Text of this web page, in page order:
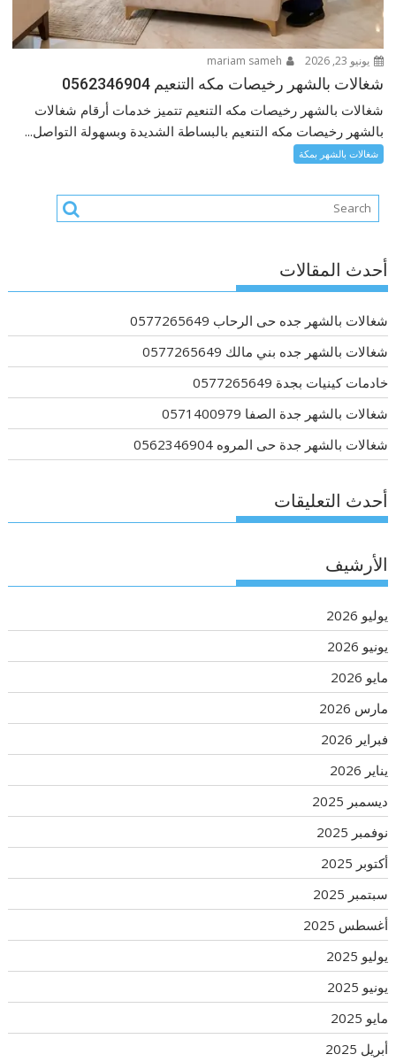
يونيو 23, 2026
شغالات بالشهر رخيصات مكه التنعيم 0562346904
شغالات بالشهر رخيصات مكه التنعيم تتميز خدمات أرقام شغالات
بالشهر رخيصات مكه التنعيم بالبساطة الشديدة وبسهولة التواصل...
شغالات بالشهر بمكة
أحدث المقالات
شغالات بالشهر جده حى الرحاب 0577265649
شغالات بالشهر جده بني مالك 0577265649
خادمات كينيات بجدة 0577265649
شغالات بالشهر جدة الصفا 0571400979
شغالات بالشهر جدة حى المروه 0562346904
أحدث التعليقات
الأرشيف
يوليو 2026
يونيو 2026
مايو 2026
مارس 2026
فبراير 2026
يناير 2026
ديسمبر 2025
نوفمبر 2025
أكتوبر 2025
سبتمبر 2025
أغسطس 2025
يوليو 2025
يونيو 2025
مايو 2025
أبريل 2025